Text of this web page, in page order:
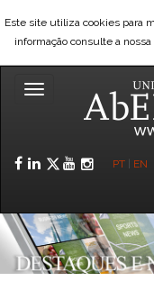
Este site utiliza cookies para
informação consulte a nossa
Toggle
Facebook
LinkedIn
Twitter
PT EN